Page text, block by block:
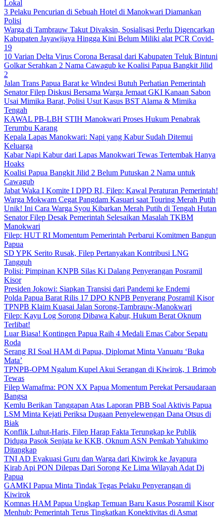
Lokal
3 Pelaku Pencurian di Sebuah Hotel di Manokwari Diamankan
Polisi
Warga di Tambrauw Takut Divaksin, Sosialisasi Perlu Digencarkan
Kabupaten Jayawijaya Hingga Kini Belum Miliki alat PCR Covid-
19
10 Varian Delta Virus Corona Berasal dari Kabupaten Teluk Bintuni
Golkar Serahkan 2 Nama Cawagub ke Koalisi Papua Bangkit Jilid
2
Jalan Trans Papua Barat ke Windesi Butuh Perhatian Pemerintah
Senator Filep Diskusi Bersama Warga Jemaat GKI Kanaan Sabon
Usai Mimika Barat, Polisi Usut Kasus BST Alama & Mimika
Tengah
KAWAL PB-LBH STIH Manokwari Proses Hukum Penabrak
Terumbu Karang
Kepala Lapas Manokwari: Napi yang Kabur Sudah Ditemui
Keluarga
Kabar Napi Kabur dari Lapas Manokwari Tewas Tertembak Hanya
Hoaks
Koalisi Papua Bangkit Jilid 2 Belum Putuskan 2 Nama untuk
Cawagub
Jabat Waka I Komite I DPD RI, Filep: Kawal Peraturan Pemerintah!
Warga Mokwam Cegat Pangdam Kasuari saat Touring Merah Putih
Unik! Ini Cara Warga Syou Kibarkan Merah Putih di Tengah Hutan
Senator Filep Desak Pemerintah Selesaikan Masalah TKBM
Manokwari
Filep: HUT RI Momentum Pemerintah Perbarui Komitmen Bangun
Papua
SD YPK Serito Rusak, Filep Pertanyakan Kontribusi LNG
Tangguh
Polisi: Pimpinan KNPB Silas Ki Dalang Penyerangan Posramil
Kisor
Presiden Jokowi: Siapkan Transisi dari Pandemi ke Endemi
Polda Papua Barat Rilis 17 DPO KNPB Penyerang Posramil Kisor
TPNPB Klaim Kuasai Jalan Sorong-Tambrauw-Manokwari
Filep: Kayu Log Sorong Dibawa Kabur, Hukum Berat Oknum
Terlibat!
Luar Biasa! Kontingen Papua Raih 4 Medali Emas Cabor Sepatu
Roda
Serang RI Soal HAM di Papua, Diplomat Minta Vanuatu ‘Buka
Mata’
TPNPB-OPM Ngalum Kupel Akui Serangan di Kiwirok, 1 Brimob
Tewas
Filep Wamafma: PON XX Papua Momentum Perekat Persaudaraan
Bangsa
Kemlu Berikan Tanggapan Atas Laporan PBB Soal Aktivis Papua
LSM Minta Kejati Periksa Dugaan Penyelewengan Dana Otsus di
Biak
Konflik Luhut-Haris, Filep Harap Fakta Terungkap ke Publik
Diduga Pasok Senjata ke KKB, Oknum ASN Pemkab Yahukimo
Ditangkap
TNI AD Evakuasi Guru dan Warga dari Kiwirok ke Jayapura
Kirab Api PON Dilepas Dari Sorong Ke Lima Wilayah Adat Di
Papua
GAMKI Papua Minta Tindak Tegas Pelaku Penyerangan di
Kiwirok
Komnas HAM Papua Ungkap Temuan Baru Kasus Posramil Kisor
Menhub: Pemerintah Terus Tingkatkan Konektivitas di Asmat